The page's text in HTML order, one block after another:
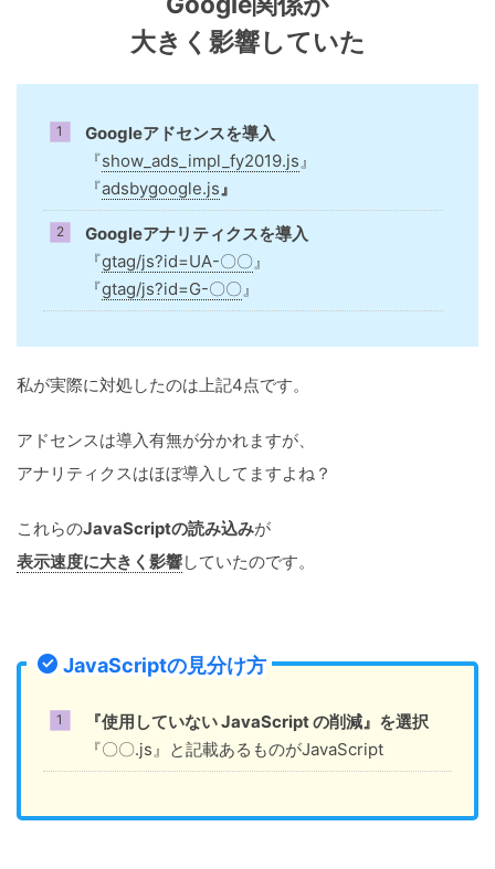
大きく影響していた
Googleアドセンスを導入
『show_ads_impl_fy2019.js』
『adsbygoogle.js』
Googleアナリティクスを導入
『gtag/js?id=UA-〇〇』
『gtag/js?id=G-〇〇』
私が実際に対処したのは上記4点です。
アドセンスは導入有無が分かれますが、
アナリティクスはほぼ導入してますよね？
これらのJavaScriptの読み込みが
表示速度に大きく影響していたのです。
JavaScriptの見分け方
『使用していない JavaScript の削減』を選択
『〇〇.js』と記載あるものがJavaScript